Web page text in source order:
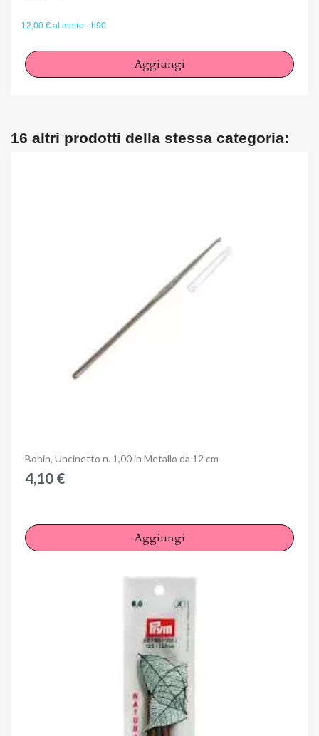
12,00 € al metro - h90
Aggiungi
16 altri prodotti della stessa categoria:
Anteprima
Bohin, Uncinetto n. 1,00 in Metallo da 12 cm
4,10 €
Aggiungi